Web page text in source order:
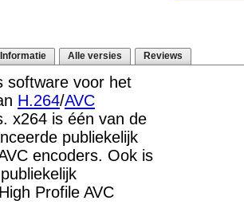
Informatie Alle versies Reviews
software voor het
H.264/AVC
x264 is één van de
publiekelijk
encoders. Ook is
Profile AVC